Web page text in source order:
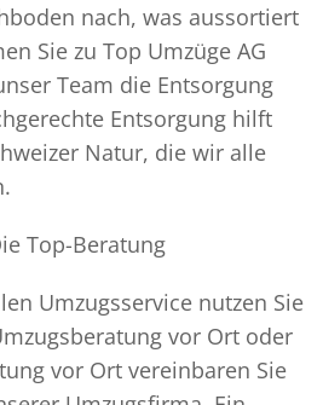
nach, was aussortiert
Sie zu Top Umzüge AG
Team die Entsorgung
Entsorgung hilft
Natur, die wir alle
Top-Beratung
Umzugsservice nutzen Sie
vor Ort oder
vor Ort vereinbaren Sie